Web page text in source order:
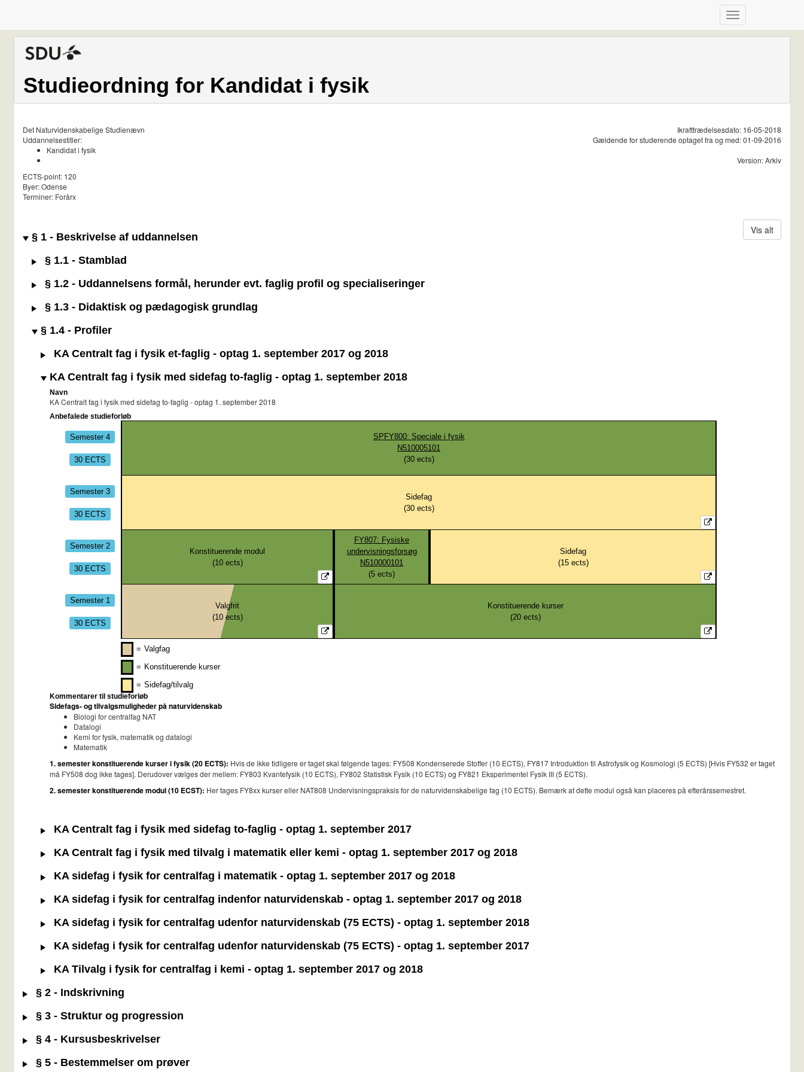
Studieordning for Kandidat i fysik
Det Naturvidenskabelige Studienævn
Uddannelsestitler:
Kandidat i fysik
ECTS-point: 120
Byer: Odense
Terminer: Forårx
Ikrafttrædelsesdato: 16-05-2018
Gældende for studerende optaget fra og med: 01-09-2016
Version: Arkiv
Vis alt
§ 1 - Beskrivelse af uddannelsen
§ 1.1 - Stamblad
§ 1.2 - Uddannelsens formål, herunder evt. faglig profil og specialiseringer
§ 1.3 - Didaktisk og pædagogisk grundlag
§ 1.4 - Profiler
KA Centralt fag i fysik et-faglig - optag 1. september 2017 og 2018
KA Centralt fag i fysik med sidefag to-faglig - optag 1. september 2018
Navn
KA Centralt fag i fysik med sidefag to-faglig - optag 1. september 2018
Anbefalede studieforløb
Semester 4
30 ECTS
SPFY800: Speciale i fysik
N510005101
(30ects)
Semester 3
30 ECTS
Sidefag
(30ects)
Semester 2
30 ECTS
Konstituerende modul
(10ects)
FY807: Fysiske
undervisningsforsøg
N510000101
(5 ects)
Sidefag
(15ects)
Semester 1
30 ECTS
Valgfrit
(10ects)
Konstituerende kurser
(20ects)
= Valgfag
= Konstituerende kurser
= Sidefag/tilvalg
Kommentarer til studieforløb
Sidefags- og tilvalgsmuligheder på naturvidenskab
Biologi for centralfag NAT
Datalogi
Kemi for fysik, matematik og datalogi
Matematik
1. semester konstituerende kurser i fysik (20 ECTS): Hvis de ikke tidligere er taget skal følgende tages: FY508 Kondenserede Stoffer (10 ECTS), FY817 Introduktion til Astrofysik og Kosmologi (5 ECTS) [Hvis FY532 er taget
må FY508 dog ikke tages]. Derudover vælges der mellem: FY803 Kvantefysik (10 ECTS), FY802 Statistisk Fysik (10 ECTS) og FY821 Eksperimentel Fysik III (5 ECTS).
2. semester konstituerende modul (10 ECST): Her tages FY8xx kurser eller NAT808 Undervisningspraksis for de naturvidenskabelige fag (10 ECTS). Bemærk at dette modul også kan placeres på efterårssemestret.
KA Centralt fag i fysik med sidefag to-faglig - optag 1. september 2017
KA Centralt fag i fysik med tilvalg i matematik eller kemi - optag 1. september 2017 og 2018
KA sidefag i fysik for centralfag i matematik - optag 1. september 2017 og 2018
KA sidefag i fysik for centralfag indenfor naturvidenskab - optag 1. september 2017 og 2018
KA sidefag i fysik for centralfag udenfor naturvidenskab (75 ECTS) - optag 1. september 2018
KA sidefag i fysik for centralfag udenfor naturvidenskab (75 ECTS) - optag 1. september 2017
KA Tilvalg i fysik for centralfag i kemi - optag 1. september 2017 og 2018
§ 2 - Indskrivning
§ 3 - Struktur og progression
§ 4 - Kursusbeskrivelser
§ 5 - Bestemmelser om prøver